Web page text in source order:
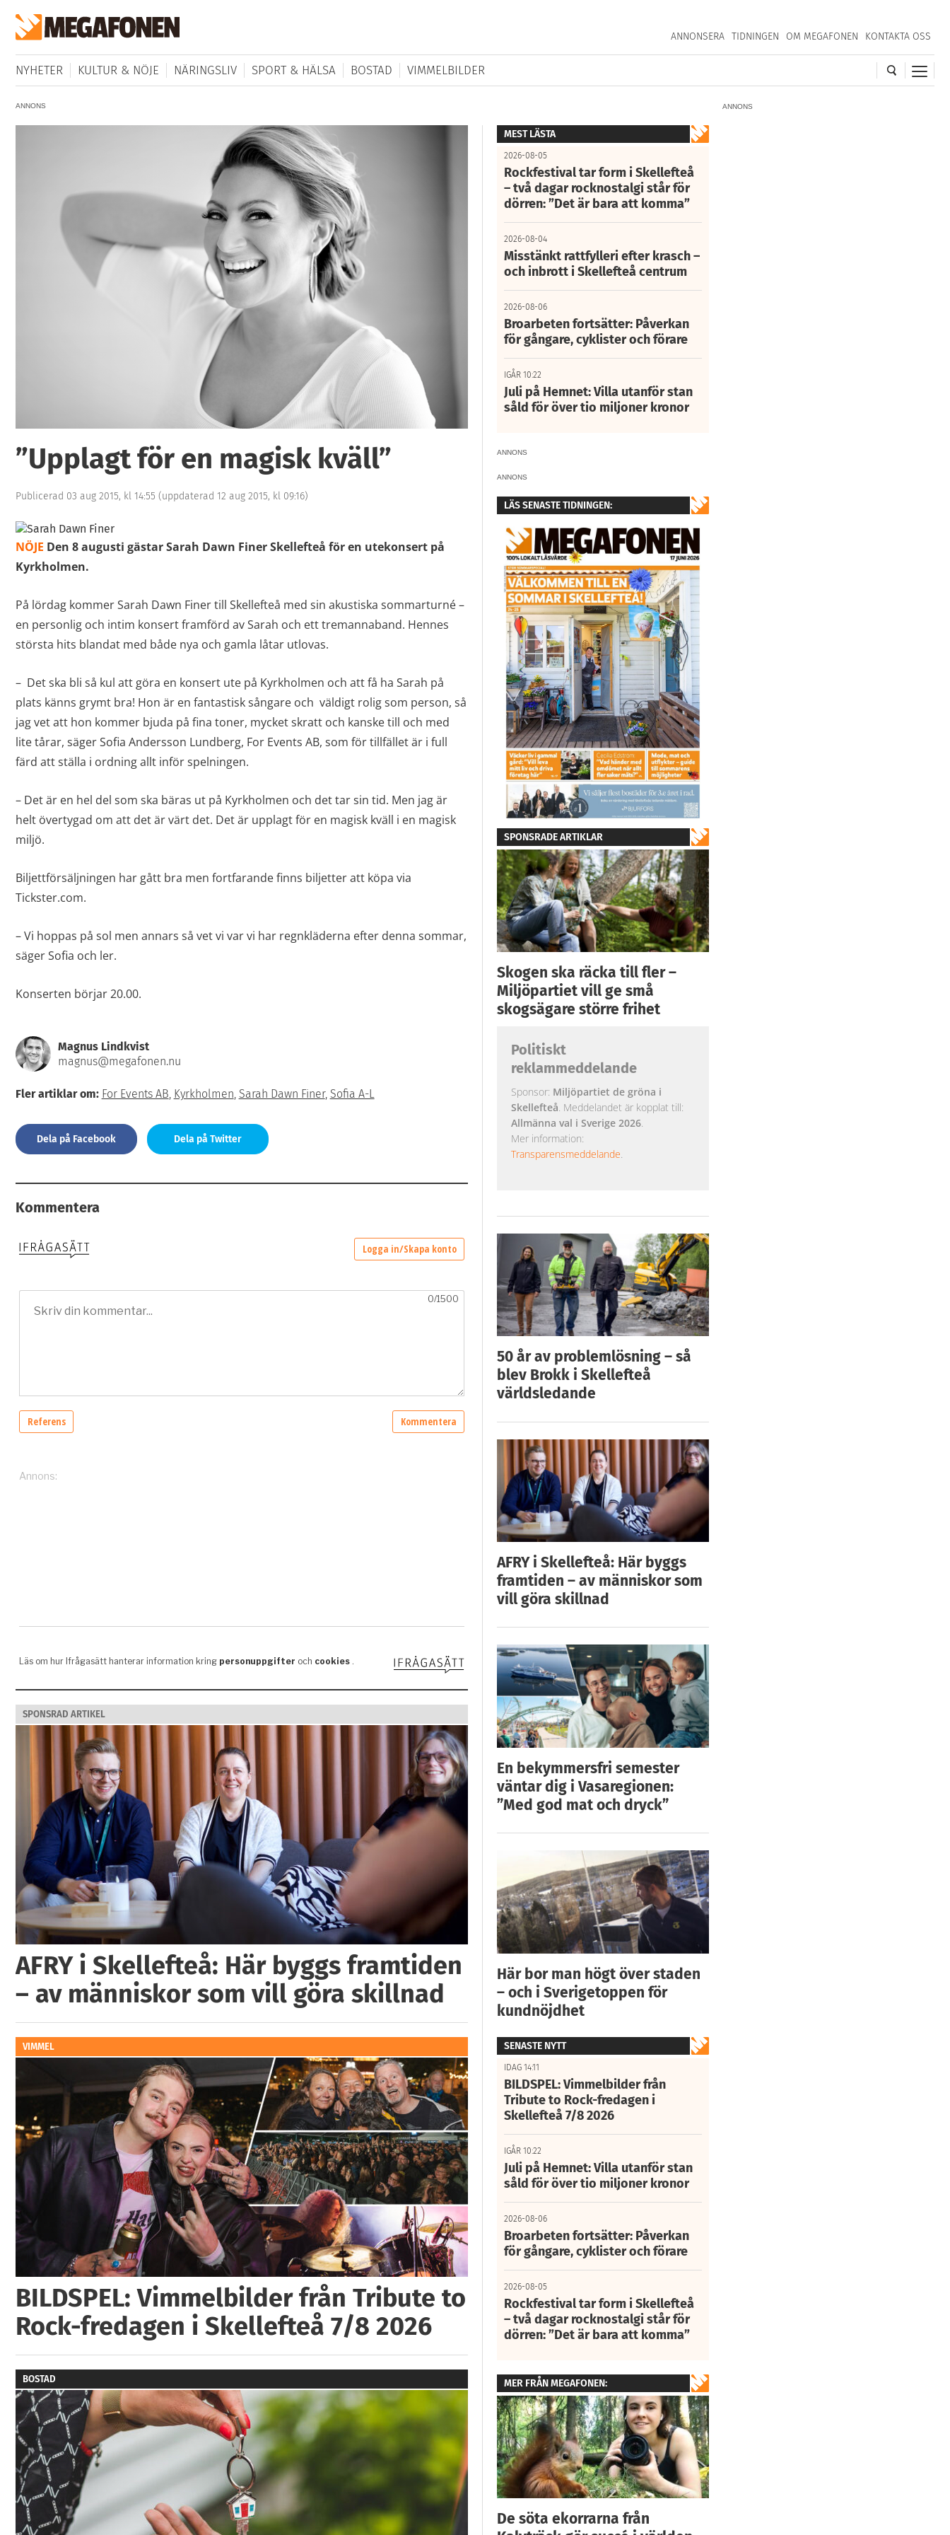
ANNONSERA TIDNINGEN OM MEGAFONEN KONTAKTA OSS
NYHETER KULTUR & NÖJE NÄRINGSLIV SPORT & HÄLSA BOSTAD VIMMELBILDER
ANNONS
ANNONS
”Upplagt för en magisk kväll”
Publicerad 03 aug 2015, kl 14:55 (uppdaterad 12 aug 2015, kl 09:16)
NÖJE Den 8 augusti gästar Sarah Dawn Finer Skellefteå för en utekonsert på
Kyrkholmen.
På lördag kommer Sarah Dawn Finer till Skellefteå med sin akustiska sommarturné –
en personlig och intim konsert framförd av Sarah och ett tremannaband. Hennes
största hits blandat med både nya och gamla låtar utlovas.
– Det ska bli så kul att göra en konsert ute på Kyrkholmen och att få ha Sarah på
plats känns grymt bra! Hon är en fantastisk sångare och väldigt rolig som person, så
jag vet att hon kommer bjuda på fina toner, mycket skratt och kanske till och med
lite tårar, säger Sofia Andersson Lundberg, For Events AB, som för tillfället är i full
färd att ställa i ordning allt inför spelningen.
– Det är en hel del som ska bäras ut på Kyrkholmen och det tar sin tid. Men jag är
helt övertygad om att det är värt det. Det är upplagt för en magisk kväll i en magisk
miljö.
Biljettförsäljningen har gått bra men fortfarande finns biljetter att köpa via
Tickster.com.
– Vi hoppas på sol men annars så vet vi var vi har regnkläderna efter denna sommar,
säger Sofia och ler.
Konserten börjar 20.00.
Magnus Lindkvist
magnus@megafonen.nu
Fler artiklar om: For Events AB, Kyrkholmen, Sarah Dawn Finer, Sofia A-L
Dela på Facebook Dela på Twitter
Kommentera
SPONSRAD ARTIKEL
AFRY i Skellefteå: Här byggs framtiden
– av människor som vill göra skillnad
VIMMEL
BILDSPEL: Vimmelbilder från Tribute to
Rock-fredagen i Skellefteå 7/8 2026
BOSTAD
MEST LÄSTA
2026-08-05
Rockfestival tar form i Skellefteå
– två dagar rocknostalgi står för
dörren: ”Det är bara att komma”
2026-08-04
Misstänkt rattfylleri efter krasch –
och inbrott i Skellefteå centrum
2026-08-06
Broarbeten fortsätter: Påverkan
för gångare, cyklister och förare
IGÅR 10:22
Juli på Hemnet: Villa utanför stan
såld för över tio miljoner kronor
ANNONS
ANNONS
LÄS SENASTE TIDNINGEN:
SPONSRADE ARTIKLAR
Skogen ska räcka till fler –
Miljöpartiet vill ge små
skogsägare större frihet
Politiskt
reklammeddelande
Sponsor: Miljöpartiet de gröna i
Skellefteå. Meddelandet är kopplat till:
Allmänna val i Sverige 2026.
Mer information:
Transparensmeddelande.
50 år av problemlösning – så
blev Brokk i Skellefteå
världsledande
AFRY i Skellefteå: Här byggs
framtiden – av människor som
vill göra skillnad
En bekymmersfri semester
väntar dig i Vasaregionen:
”Med god mat och dryck”
Här bor man högt över staden
– och i Sverigetoppen för
kundnöjdhet
SENASTE NYTT
IDAG 14:11
BILDSPEL: Vimmelbilder från
Tribute to Rock-fredagen i
Skellefteå 7/8 2026
IGÅR 10:22
Juli på Hemnet: Villa utanför stan
såld för över tio miljoner kronor
2026-08-06
Broarbeten fortsätter: Påverkan
för gångare, cyklister och förare
2026-08-05
Rockfestival tar form i Skellefteå
– två dagar rocknostalgi står för
dörren: ”Det är bara att komma”
MER FRÅN MEGAFONEN:
De söta ekorrarna från